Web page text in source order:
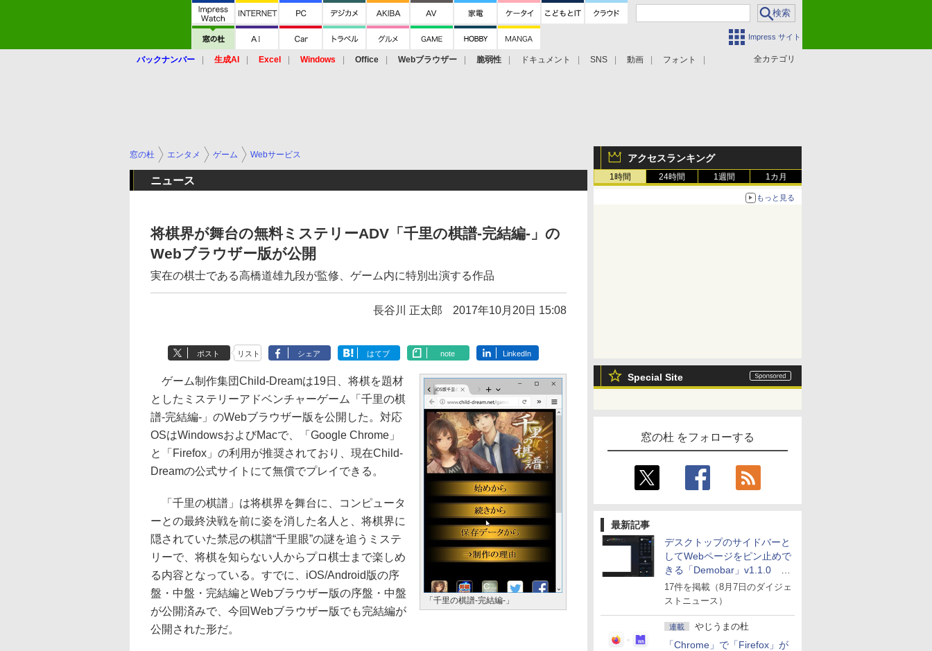
Impress サイト
全カテゴリ
バックナンバー 生成AI Excel Windows Office Webブラウザー 脆弱性 ドキュメント SNS 動画 フォント
アクセスランキング
1時間 24時間 1週間 1カ月
もっと見る
Special Site
窓の杜 をフォローする
最新記事
デスクトップのサイドバーと
してWebページをピン止めで
きる「Demobar」v1.1.0 ほ
か
17件を掲載（8月7日のダイジェ
ストニュース）
連載 やじうまの杜
「Chrome」で「Firefox」が
窓の杜 エンタメ ゲーム Webサービス
ニュース
将棋界が舞台の無料ミステリーADV「千里の棋譜-完結編-」の
Webブラウザー版が公開
実在の棋士である高橋道雄九段が監修、ゲーム内に特別出演する作品
長谷川 正太郎 2017年10月20日 15:08
ポスト リスト シェア はてブ note LinkedIn
「千里の棋譜-完結編-」
ゲーム制作集団Child-Dreamは19日、将棋を題材
としたミステリーアドベンチャーゲーム「千里の棋
譜-完結編-」のWebブラウザー版を公開した。対応
OSはWindowsおよびMacで、「Google Chrome」
と「Firefox」の利用が推奨されており、現在Child-
Dreamの公式サイトにて無償でプレイできる。
「千里の棋譜」は将棋界を舞台に、コンピュータ
ーとの最終決戦を前に姿を消した名人と、将棋界に
隠されていた禁忌の棋譜“千里眼”の謎を追うミステ
リーで、将棋を知らない人からプロ棋士まで楽しめ
る内容となっている。すでに、iOS/Android版の序
盤・中盤・完結編とWebブラウザー版の序盤・中盤
が公開済みで、今回Webブラウザー版でも完結編が
公開された形だ。